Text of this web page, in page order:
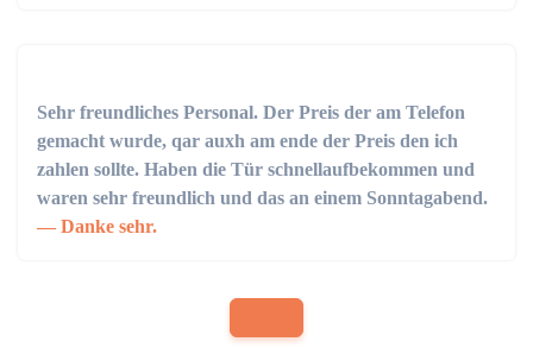
Sehr freundliches Personal. Der Preis der am Telefon
gemacht wurde, qar auxh am ende der Preis den ich
zahlen sollte. Haben die Tür schnellaufbekommen und
waren sehr freundlich und das an einem Sonntagabend.
Danke sehr.